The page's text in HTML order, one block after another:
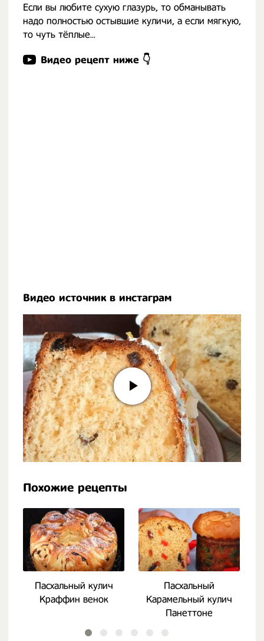
Если вы любите сухую глазурь, то обманывать
надо полностью остывшие куличи, а если мягкую,
то чуть тёплые...
Видео рецепт ниже 👇
Видео источник в инстаграм
Похожие рецепты
Пасхальный кулич
Краффин венок
Пасхальный
Карамельный кулич
Панеттоне